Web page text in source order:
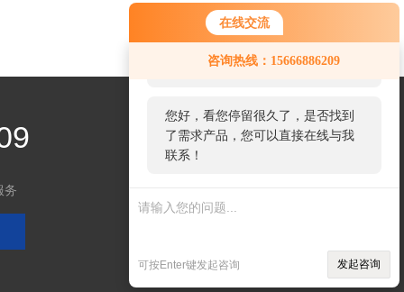
在线交流
咨询热线：15666886209
服务，请问您要咨询什么问题呢？
您好，看您停留很久了，是否找到
了需求产品，您可以直接在线与我
联系！
可按Enter键发起咨询 发起咨询
务